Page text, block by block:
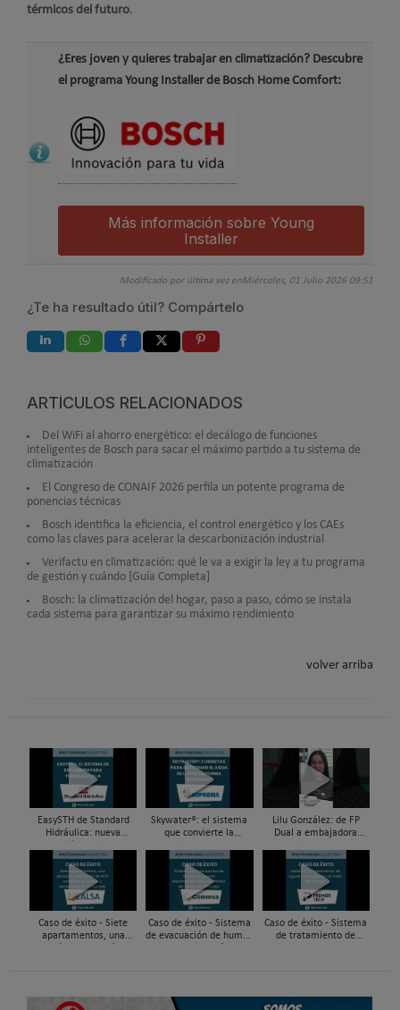
térmicos del futuro.
¿Eres joven y quieres trabajar en climatización? Descubre
el programa Young Installer de Bosch Home Comfort:
Más información sobre Young
Installer
Modificado por última vez enMiércoles, 01 Julio 2026 09:51
¿Te ha resultado útil? Compártelo
ARTÍCULOS RELACIONADOS
Del WiFi al ahorro energético: el decálogo de funciones
inteligentes de Bosch para sacar el máximo partido a tu sistema de
climatización
El Congreso de CONAIF 2026 perfila un potente programa de
ponencias técnicas
Bosch identifica la eficiencia, el control energético y los CAEs
como las claves para acelerar la descarbonización industrial
Verifactu en climatización: qué le va a exigir la ley a tu programa
de gestión y cuándo [Guía Completa]
Bosch: la climatización del hogar, paso a paso, cómo se instala
cada sistema para garantizar su máximo rendimiento
volver arriba
EasySTH de Standard
Hidráulica: nueva
de expansión para
tuberías PEX
Skywater®: el sistema
que convierte la
infraestructura activa de
gestión del agua...
Lilu González: de FP
Dual a embajadora
| Mecatrónica Industrial
Caso de éxito - Siete
apartamentos, una
Caso de éxito - Sistema
de evacuación de humos
Caso de éxito - Sistema
de tratamiento de